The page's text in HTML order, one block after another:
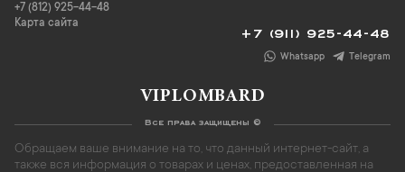
+7 (812) 925-44-48
Карта сайта
+7 (911) 925-44-48
Whatsapp Telegram
VIPLOMBARD
Все права защищены ©
Обращаем ваше внимание на то, что данный интернет-сайт, а
также вся информация о товарах и ценах, предоставленная на